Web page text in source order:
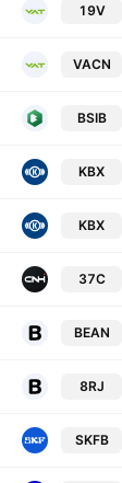
19V
VACN
BSIB
KBX
KBX
37C
BEAN
8RJ
SKFB